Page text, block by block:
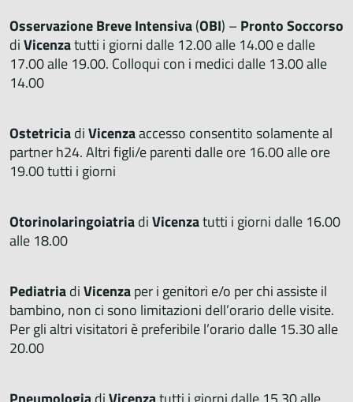
Osservazione Breve Intensiva(OBI) –Pronto Soccorso
diVicenzatutti i giorni dalle 12.00 alle 14.00 e dalle
17.00 alle 19.00. Colloqui con i medici dalle 13.00 alle
14.00
OstetriciadiVicenzaaccesso consentito solamente al
partner h24. Altri figli/e parenti dalle ore 16.00 alle ore
19.00 tutti i giorni
OtorinolaringoiatriadiVicenzatutti i giorni dalle 16.00
alle 18.00
PediatriadiVicenzaper i genitori e/o per chi assiste il
bambino, non ci sono limitazioni dell’orario delle visite.
Per gli altri visitatori è preferibile l’orario dalle 15.30 alle
20.00